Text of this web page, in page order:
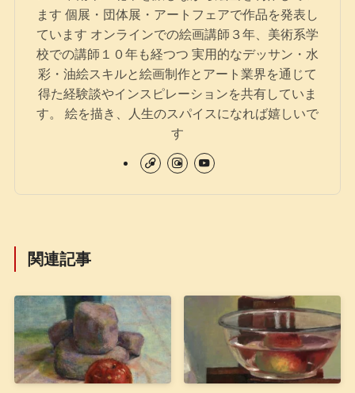
ます 個展・団体展・アートフェアで作品を発表し
ています オンラインでの絵画講師３年、美術系学
校での講師１０年も経つつ 実用的なデッサン・水
彩・油絵スキルと絵画制作とアート業界を通じて
得た経験談やインスピレーションを共有していま
す。 絵を描き、人生のスパイスになれば嬉しいで
す
関連記事